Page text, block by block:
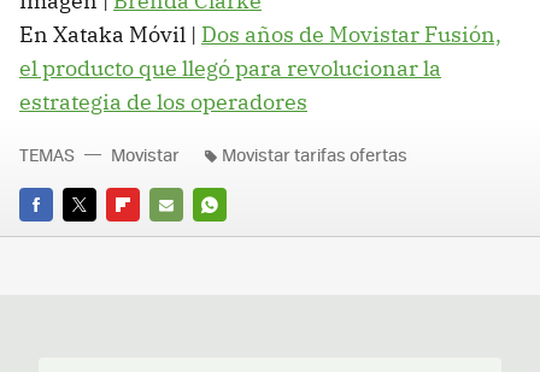
En Xataka Móvil | Dos años de Movistar Fusión,
el producto que llegó para revolucionar la
estrategia de los operadores
FACEBOOK
TWITTERFLIPBOARD
E-
WHATSAPP
TEMAS Movistar Movistar tarifas ofertas